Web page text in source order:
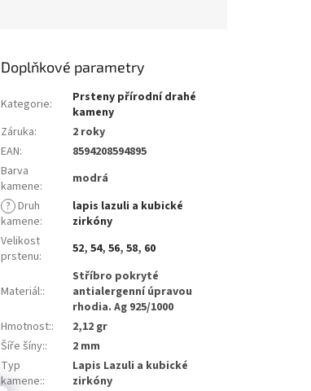
Doplňkové parametry
Kategorie:
Prsteny přírodní drahé
kameny
Záruka:
2 roky
EAN:
8594208594895
Barva
kamene:
modrá
? Druh
kamene:
lapis lazuli a kubické
zirkóny
Velikost
prstenu: 52,54,56,58, 60
Materiál::
Stříbro pokryté
antialergenní úpravou
rhodia. Ag 925/1000
Hmotnost::
2,12 gr
Šíře šíny::
2 mm
Typ
kamene::
Lapis Lazuli a kubické
zirkóny